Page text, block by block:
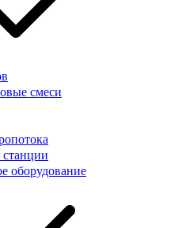
смеси
оборудование